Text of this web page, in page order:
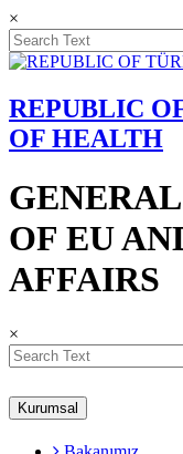
×
REPUBLIC
OF HEALTH
OF EU
AFFAIRS
×
Kurumsal